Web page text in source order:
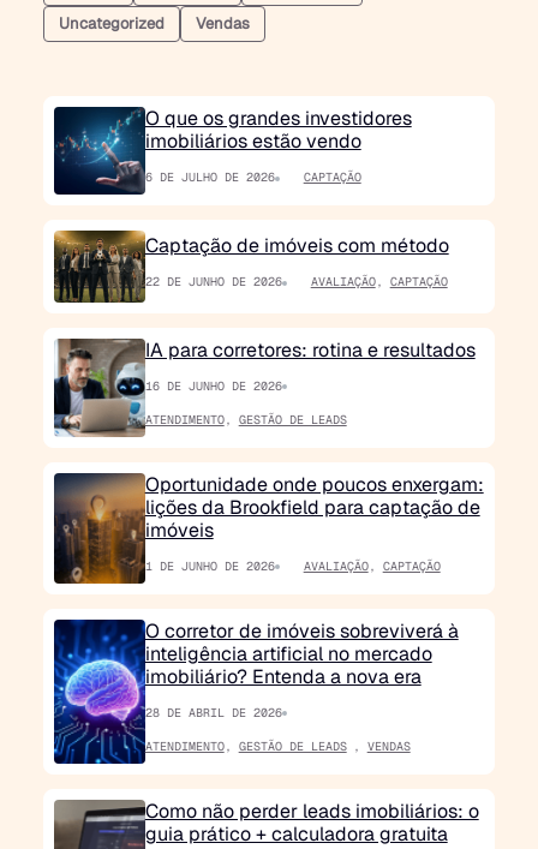
Uncategorized
Vendas
O que os grandes investidores
imobiliários estão vendo
6 DE JULHO DE 2026 CAPTAÇÃO
Captação de imóveis com método
22 DE JUNHO DE 2026 AVALIAÇÃO, CAPTAÇÃO
IA para corretores: rotina e resultados
16 DE JUNHO DE 2026
ATENDIMENTO, GESTÃO DE LEADS
Oportunidade onde poucos enxergam:
lições da Brookfield para captação de
imóveis
1 DE JUNHO DE 2026 AVALIAÇÃO, CAPTAÇÃO
O corretor de imóveis sobreviverá à
inteligência artificial no mercado
imobiliário? Entenda a nova era
28 DE ABRIL DE 2026
ATENDIMENTO, GESTÃO DE LEADS , VENDAS
Como não perder leads imobiliários: o
guia prático + calculadora gratuita